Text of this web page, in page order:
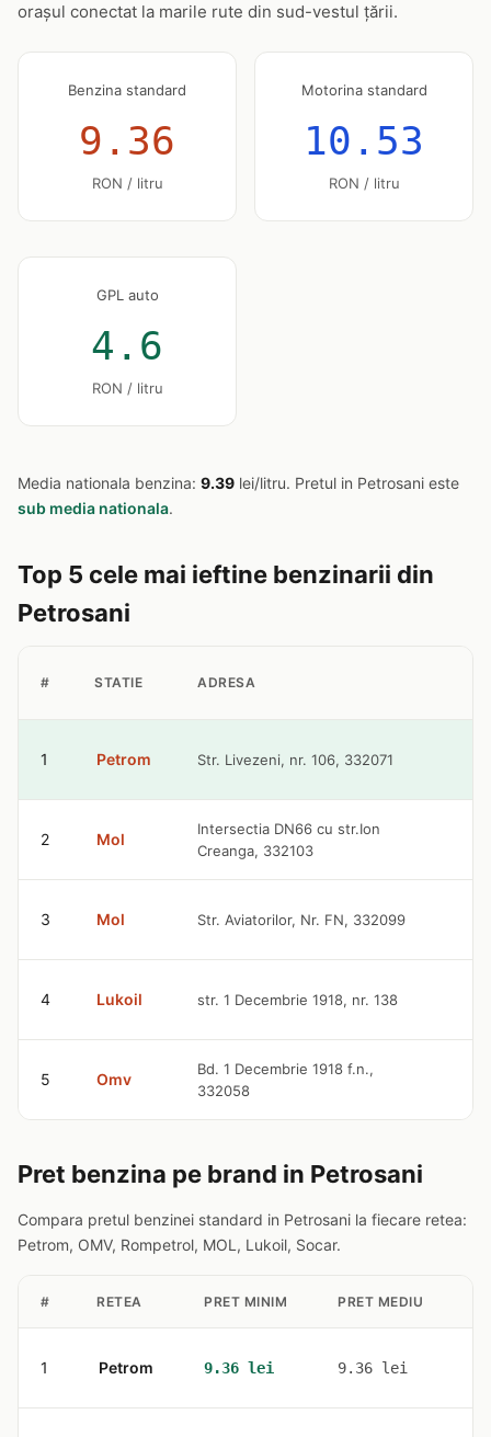
orașul conectat la marile rute din sud-vestul țării.
Benzina standard
9.36
RON / litru
Motorina standard
10.53
RON / litru
GPL auto
4.6
RON / litru
Media nationala benzina: 9.39 lei/litru. Pretul in Petrosani este
sub media nationala.
Top 5 cele mai ieftine benzinarii din
Petrosani
# STATIE ADRESA
1 Petrom Str. Livezeni, nr. 106, 332071
2 Mol
Intersectia DN66 cu str.Ion
Creanga, 332103
3 Mol Str. Aviatorilor, Nr. FN, 332099
4 Lukoil str. 1 Decembrie 1918, nr. 138
5 Omv
Bd. 1 Decembrie 1918 f.n.,
332058
Pret benzina pe brand in Petrosani
Compara pretul benzinei standard in Petrosani la fiecare retea:
Petrom, OMV, Rompetrol, MOL, Lukoil, Socar.
# RETEA PRET MINIM PRET MEDIU
1 Petrom 9.36 lei 9.36 lei